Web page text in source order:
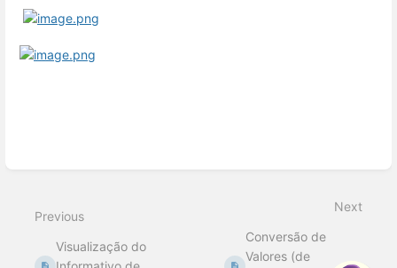
mode
Previous
Visualização do
Next
Conversão de
Valores (de